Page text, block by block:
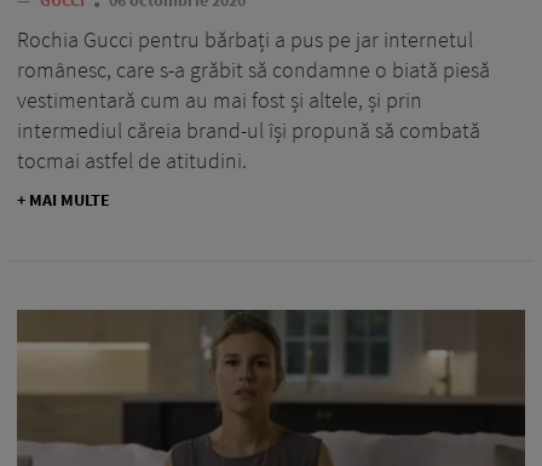
Rochia Gucci pentru bărbați a pus pe jar internetul
românesc, care s-a grăbit să condamne o biată piesă
vestimentară cum au mai fost și altele, și prin
intermediul căreia brand-ul își propună să combată
tocmai astfel de atitudini.
+ MAI MULTE